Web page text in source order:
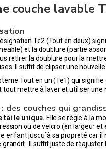
couche lavable
Te2 (Tout en deux)
et la doublure (partie
retirer la doublure pour la
Il suffit de clipser une
Tout en un (Te1) qui
tout mettre à laver et utiliser une
des couches qui
taille unique. Elle se règle à la
ou de velcro (en largeur et
enfant jusqu`à sa propreté car il
grandit. Il suffit juste de réajuster